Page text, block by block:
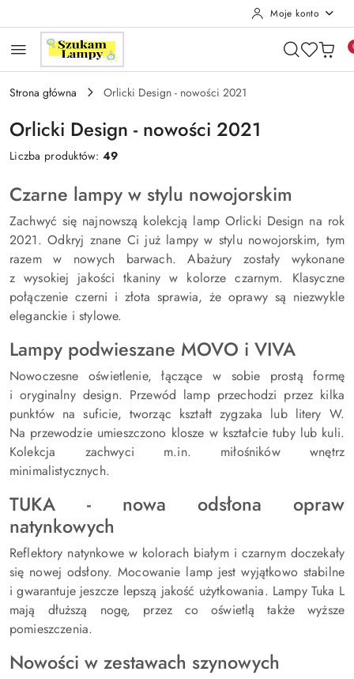
Moje konto
Strona główna Orlicki Design - nowości 2021
Orlicki Design - nowości 2021
Liczba produktów:49
Czarne lampy w stylu nowojorskim
Zachwyć się najnowszą kolekcją lamp Orlicki Design na rok
2021. Odkryj znane Ci już lampy w stylu nowojorskim, tym
razem w nowych barwach. Abażury zostały wykonane
z wysokiej jakości tkaniny w kolorze czarnym. Klasyczne
połączenie czerni i złota sprawia, że oprawy są niezwykle
eleganckie i stylowe.
Lampy podwieszane MOVO i VIVA
Nowoczesne oświetlenie, łączące w sobie prostą formę
i oryginalny design. Przewód lamp przechodzi przez kilka
punktów na suficie, tworząc kształt zygzaka lub litery W.
Na przewodzie umieszczono klosze w kształcie tuby lub kuli.
Kolekcja zachwyci m.in. miłośników wnętrz
minimalistycznych.
TUKA - nowa odsłona opraw
natynkowych
Reflektory natynkowe w kolorach białym i czarnym doczekały
się nowej odsłony. Mocowanie lamp jest wyjątkowo stabilne
i gwarantuje jeszcze lepszą jakość użytkowania. Lampy Tuka L
mają dłuższą nogę, przez co oświetlą także wyższe
pomieszczenia.
Nowości w zestawach szynowych